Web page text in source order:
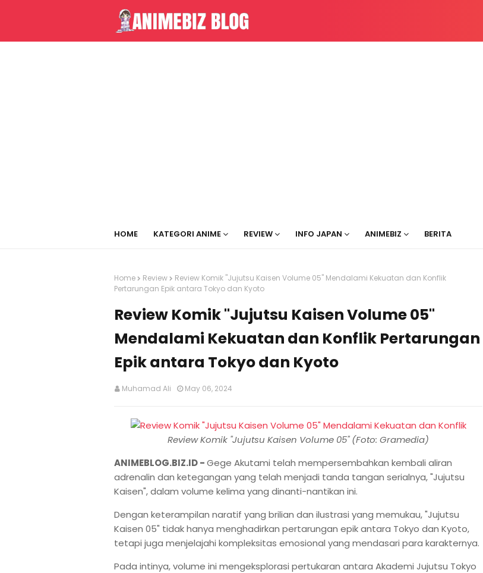
HOME KATEGORI ANIME REVIEW INFO JAPAN ANIMEBIZ BERITA
Home Review
Review Komik "Jujutsu Kaisen Volume 05" Mendalami Kekuatan dan Konflik
Pertarungan Epik antara Tokyo dan Kyoto
Review Komik "Jujutsu Kaisen Volume 05"
Mendalami Kekuatan dan Konflik Pertarungan
Epik antara Tokyo dan Kyoto
Muhamad Ali May 06, 2024
Review Komik "Jujutsu Kaisen Volume 05" (Foto: Gramedia)
ANIMEBLOG.BIZ.ID -Gege Akutami telah mempersembahkan kembali aliran
adrenalin dan ketegangan yang telah menjadi tanda tangan serialnya, "Jujutsu
Kaisen", dalam volume kelima yang dinanti-nantikan ini.
Dengan keterampilan naratif yang brilian dan ilustrasi yang memukau, "Jujutsu
Kaisen 05" tidak hanya menghadirkan pertarungan epik antara Tokyo dan Kyoto,
tetapi juga menjelajahi kompleksitas emosional yang mendasari para karakternya.
Pada intinya, volume ini mengeksplorasi pertukaran antara Akademi Jujutsu Tokyo